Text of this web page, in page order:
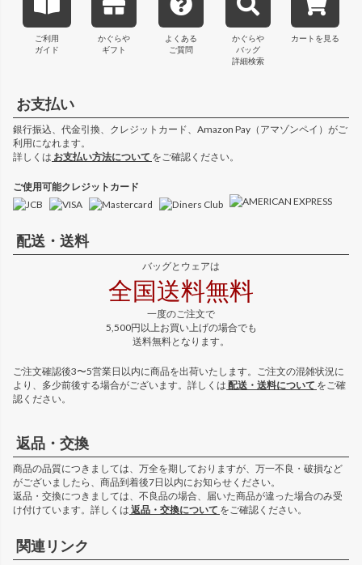
ご利用
ガイド
かぐらや
ギフト
よくある
ご質問
かぐらや
バッグ
詳細検索
カートを見る
お支払い
銀行振込、代金引換、クレジットカード、Amazon Pay（アマゾンペイ）がご
利用になれます。
詳しくは お支払い方法について をご確認ください。
ご使用可能クレジットカード
配送・送料
バッグとウェアは
全国送料無料
一度のご注文で
5,500円以上お買い上げの場合でも
送料無料となります。
ご注文確認後3〜5営業日以内に商品を出荷いたします。ご注文の混雑状況に
より、多少前後する場合がございます。詳しくは 配送・送料について をご確
認ください。
返品・交換
商品の品質につきましては、万全を期しておりますが、万一不良・破損など
がございましたら、商品到着後7日以内にお知らせください。
返品・交換につきましては、不良品の場合、届いた商品が違った場合のみ受
け付けています。詳しくは 返品・交換について をご確認ください。
関連リンク